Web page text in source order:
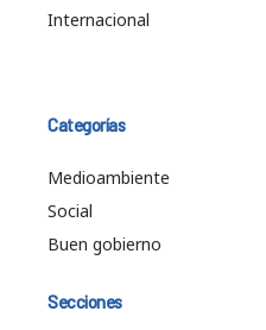
Internacional
Categorías
Medioambiente
Social
Buen gobierno
Secciones